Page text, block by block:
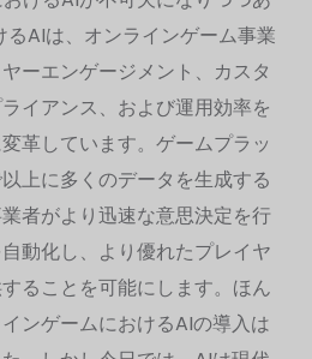
AIは、オンラインゲーム事業
ーエンゲージメント、カスタ
イアンス、および運用効率を
革しています。ゲームプラッ
上に多くのデータを生成する
者がより迅速な意思決定を行
動化し、より優れたプレイヤ
ることを可能にします。ほん
ンゲームにおけるAIの導入は